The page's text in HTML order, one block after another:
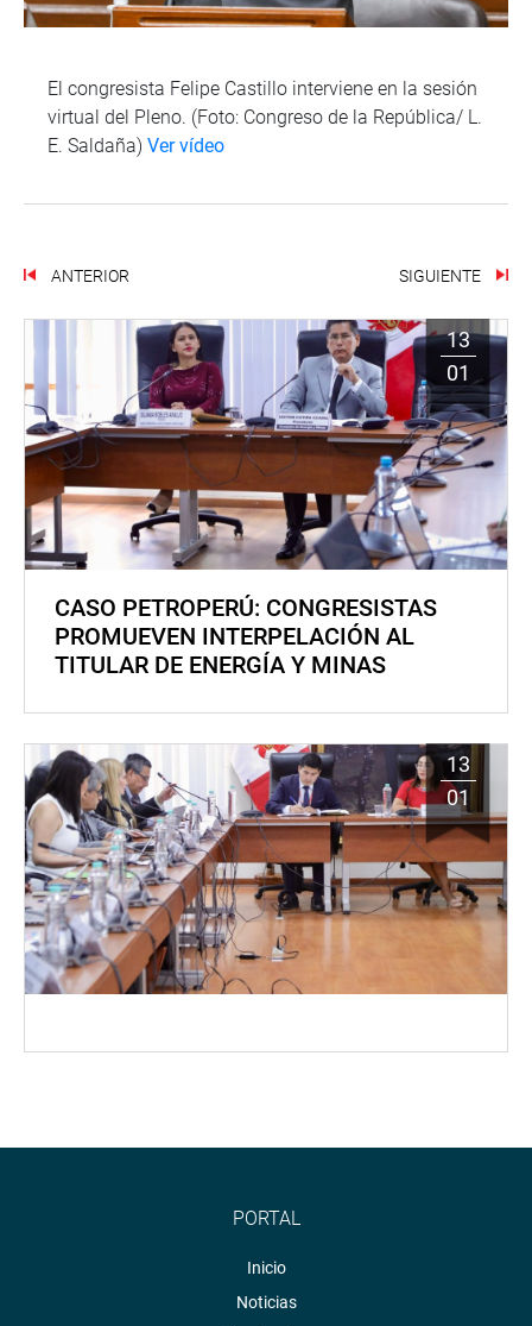
El congresista Felipe Castillo interviene en la sesión
virtual del Pleno. (Foto: Congreso de la República/ L.
E. Saldaña) Ver vídeo
ANTERIOR SIGUIENTE
13
01
CASO PETROPERÚ: CONGRESISTAS
PROMUEVEN INTERPELACIÓN AL
TITULAR DE ENERGÍA Y MINAS
13
01
PORTAL
Inicio
Noticias